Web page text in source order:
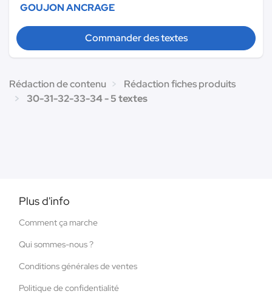
GOUJON ANCRAGE
Commander des textes
Rédaction de contenu
Rédaction fiches produits
30-31-32-33-34 - 5 textes
Plus d'info
Comment ça marche
Qui sommes-nous ?
Conditions générales de ventes
Politique de confidentialité